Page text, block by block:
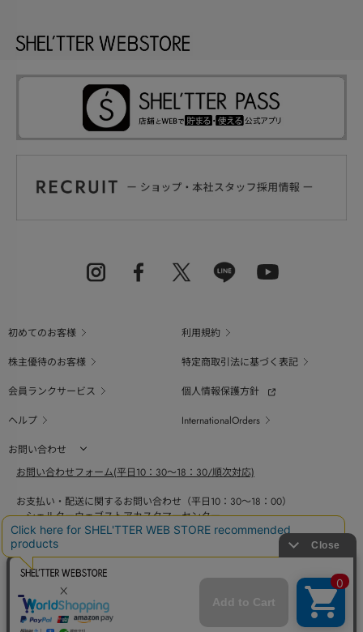
初めてのお客様
利用規約
株主優待のお客様
特定商取引法に基づく表記
会員ランクサービス
個人情報保護方針
ヘルプ
InternationalOrders
お問い合わせ
お問い合わせフォーム(平日10：30～18：30/順次対応)
お支払い・配送に関するお問い合わせ（平日10：30～18：00）
シェルターウェブストアカスタマーセンター
0800-123-6820
商品の素材、サイズ、仕様等に関するお問い合せ（平日10：30～18：00）
バロックジャパンリミテッドコールセンター
03-6730-9191
BAROQUE JAPAN LIMITED